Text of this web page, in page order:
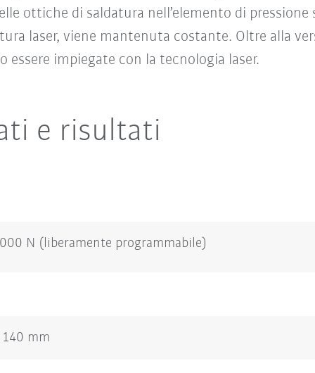
ottiche di saldatura nell’elemento di
laser, viene mantenuta costante. Oltre alla
impiegate con la tecnologia laser.
e risultati
N (liberamente programmabile)
140 mm